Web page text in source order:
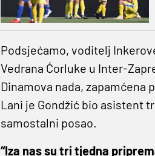
Podsjećamo, voditelj
Vedrana Ćorluke u Inter-
Dinamova nada, zapamćena
Lani je Gondžić bio asistent
samostalni posao.
“Iza nas su tri tjedna